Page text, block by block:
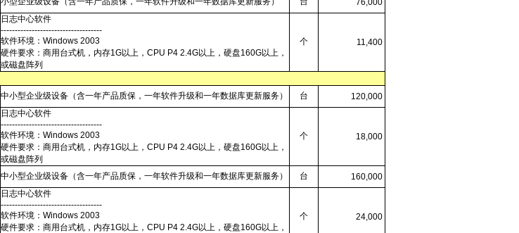
76,000
日志中心软件
------------------------------------
软件环境：Windows 2003
硬件要求：商用台式机，内存1G以上，CPU P4 2.4G以上，硬盘160G以上，
或磁盘阵列
个 11,400
中小型企业级设备（含一年产品质保，一年软件升级和一年数据库更新服务） 台 120,000
日志中心软件
------------------------------------
软件环境：Windows 2003
硬件要求：商用台式机，内存1G以上，CPU P4 2.4G以上，硬盘160G以上，
或磁盘阵列
个 18,000
中小型企业级设备（含一年产品质保，一年软件升级和一年数据库更新服务） 台 160,000
日志中心软件
------------------------------------
软件环境：Windows 2003
硬件要求：商用台式机，内存1G以上，CPU P4 2.4G以上，硬盘160G以上，
个 24,000